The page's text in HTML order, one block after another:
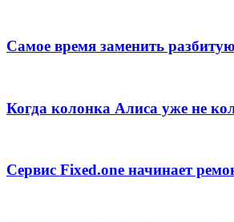
Самое время заменить
Когда колонка Алиса уже не
Сервис Fixed.one начинает